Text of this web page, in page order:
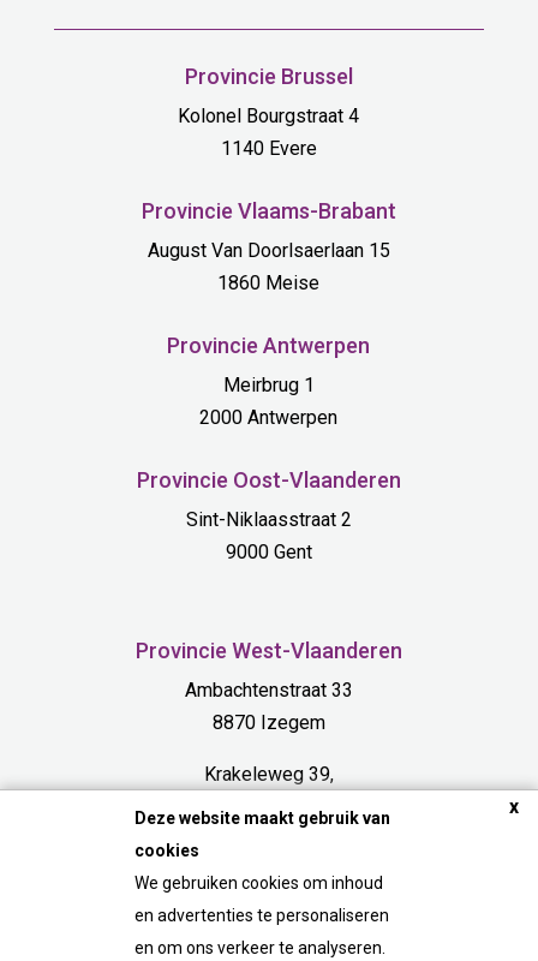
Provincie Brussel
Kolonel Bourgstraat 4
1140 Evere
Provincie Vlaams-Brabant
August Van Doorlsaerlaan 15
1860 Meise
Provincie Antwerpen
Meirbrug 1
2000 Antwerpen
Provincie Oost-Vlaanderen
Sint-Niklaasstraat 2
9000 Gent
Provincie West-Vlaanderen
Ambachtenstraat 33
8870 Izegem
Krakeleweg 39,
8000 Bruges
Bosdel 54 A
3600 Genk
x
Deze website maakt gebruik van
cookies
We gebruiken cookies om inhoud
en advertenties te personaliseren
en om ons verkeer te analyseren.